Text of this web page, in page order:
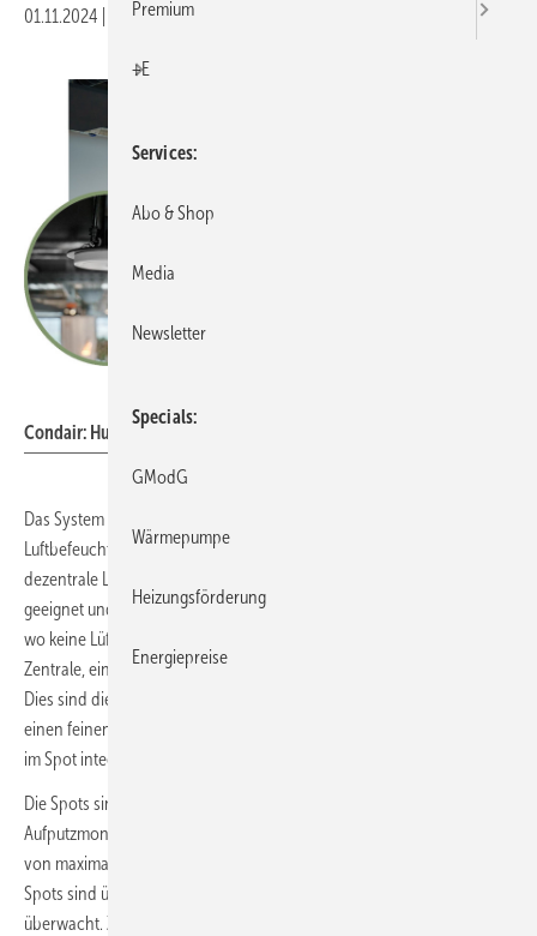
01.11.2024 Veröffentlicht in
Condair: HumiLife-MN-Spot.
Das System
Luftbefeuchtung in Büros, Praxen und anderen Locations. Die
dezentrale Lösung ist für bis zu mehrere Hundert Quadratmeter Fläche
geeignet und kann auch dort eingebaut oder nachgerüstet werden,
wo keine Lüftungsanlage existiert. HumiLife MN besteht aus einer
Zentrale, einem Schlauch- und CAN-Bus-System sowie den „Spots“.
Dies sind die im Raum platzierten Sprüheinheiten, die bedarfsgerecht
einen feinen Nebel abgeben. Abgabemenge und -zeitpunkt steuert die
im Spot integrierte Elektronik.
Die Spots sind für Wand- und Deckeninstallation, für Unter- und
Aufputzmontage und in diversen Farben erhältlich. Mit einer Leistung
von maximal 6 l/h kann eine Zentrale bis zu 30 Spots bedienen. Alle
Spots sind über das Bussystem mit der Zentrale vernetzt und werden
überwacht. Zudem ist das System per LAN oder WLAN mit dem Online-
Premium
+E
Services
Abo & Shop
Media
Newsletter
Specials
GModG
Wärmepumpe
Heizungsförderung
Energiepreise